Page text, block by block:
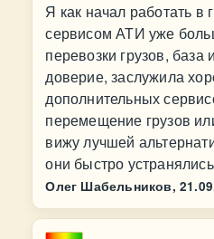
Я как начал работать в
сервисом АТИ уже
перевозки грузов,
доверие, заслужила
дополнительных
перемещение грузов
вижу лучшей
они быстро
Олег Шабельников,